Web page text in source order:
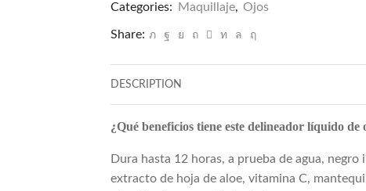
Categories: Maquillaje, Ojos
Share:
DESCRIPTION
¿Qué beneficios tiene este delineador líquido de
Dura hasta 12 horas, a prueba de agua,
extracto de hoja de aloe, vitamina C,